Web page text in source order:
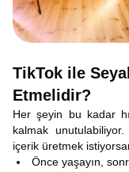
TikTok ile
Etmelidir?
Her şeyin bu kadar
kalmak
içerik üretmek
Önce yaşayın,